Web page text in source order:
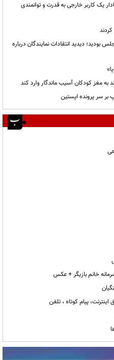
یک کاربر خارجی به قدرت و توانمندی
دیدید انتقادات نمایندگان درباره
مغز کودکان آسیب ماندگار وارد کند
بر سر پرونده اپستین
خانم بازیگر + عکس
پیام کوتاه ، تلفن